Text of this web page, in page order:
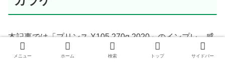
本記事では「プリンス X105 270g 2020」のインプレ、感
想レビューを、スペックや詳細情報を交えつつ紹介してき
メニュー ホーム 検索 トップ サイドバー